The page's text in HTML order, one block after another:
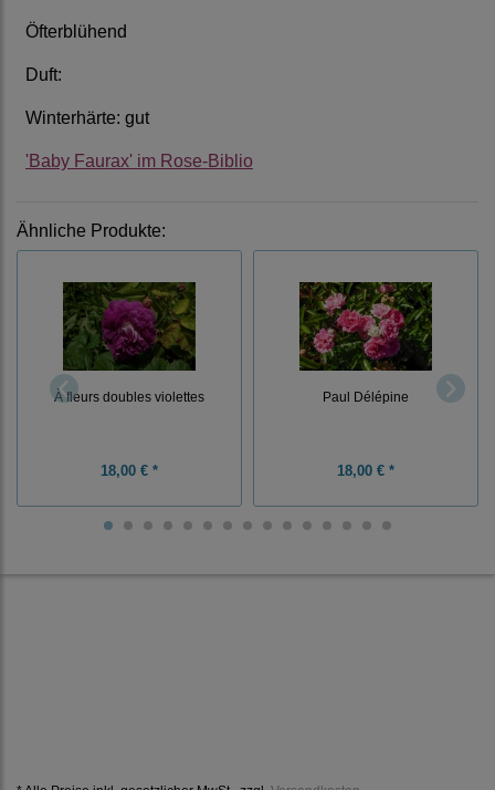
Öfterblühend
Duft:
Winterhärte: gut
'Baby Faurax' im Rose-Biblio
Ähnliche Produkte:
À fleurs doubles violettes
18,00 € *
Paul Délépine
18,00 € *